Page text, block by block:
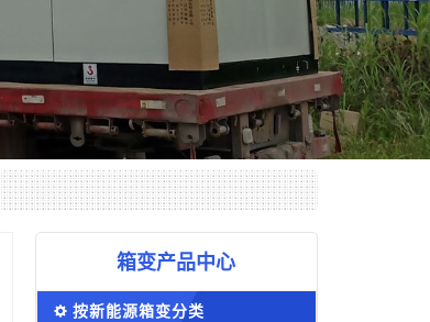
箱变产品中心
按新能源箱变分类